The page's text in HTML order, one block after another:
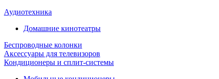
Аудиотехника
Домашние кинотеатры
Беспроводные колонки
Аксессуары для телевизоров
Кондиционеры и сплит-системы